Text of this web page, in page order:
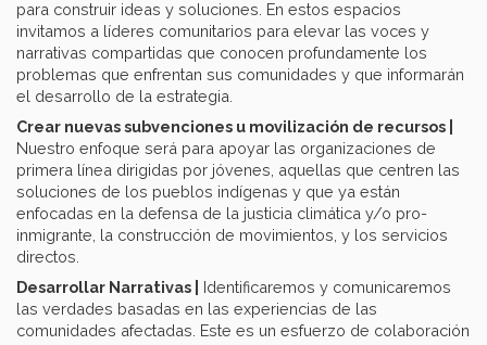
para construir ideas y soluciones. En estos espacios
invitamos a líderes comunitarios para elevar las voces y
narrativas compartidas que conocen profundamente los
problemas que enfrentan sus comunidades y que informarán
el desarrollo de la estrategia.
Crear nuevas subvenciones u movilización de recursos |
Nuestro enfoque será para apoyar las organizaciones de
primera línea dirigidas por jóvenes, aquellas que centren las
soluciones de los pueblos indígenas y que ya están
enfocadas en la defensa de la justicia climática y/o pro-
inmigrante, la construcción de movimientos, y los servicios
directos.
Desarrollar Narrativas |
Identificaremos y comunicaremos
las verdades basadas en las experiencias de las
comunidades afectadas. Este es un esfuerzo de colaboración